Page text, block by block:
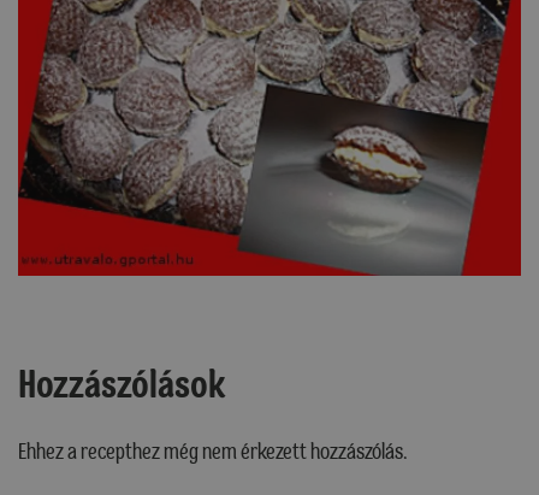
Hozzászólások
Ehhez a recepthez még nem érkezett hozzászólás.